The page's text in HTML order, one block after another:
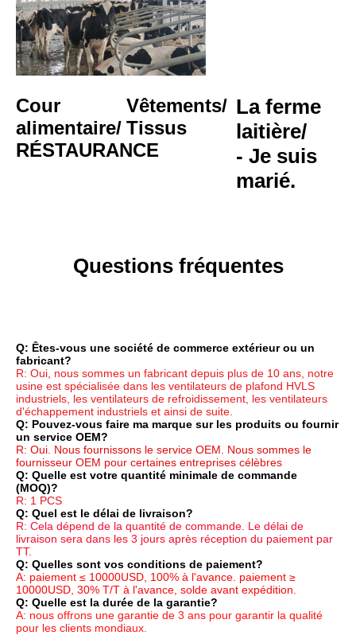
Cour
alimentaire/
RÉSTAURANCE
Vêtements/
Tissus
La ferme
laitière/
- Je suis
marié.
Questions fréquentes
Q: Êtes-vous une société de commerce extérieur ou un
fabricant?
R: Oui, nous sommes un fabricant depuis plus de 10 ans, notre
usine est spécialisée dans les ventilateurs de plafond HVLS
industriels, les ventilateurs de refroidissement, les ventilateurs
d'échappement industriels et ainsi de suite.
Q: Pouvez-vous faire ma marque sur les produits ou fournir
un service OEM?
R: Oui. Nous fournissons le service OEM. Nous sommes le
fournisseur OEM pour certaines entreprises célèbres
Q: Quelle est votre quantité minimale de commande
(MOQ)?
R: 1 PCS
Q: Quel est le délai de livraison?
R: Cela dépend de la quantité de commande. Le délai de
livraison sera dans les 3 jours après réception du paiement par
TT.
Q: Quelles sont vos conditions de paiement?
A: paiement ≤ 10000USD, 100% à l'avance. paiement ≥
10000USD, 30% T/T à l'avance, solde avant expédition.
Q: Quelle est la durée de la garantie?
A: nous offrons une garantie de 3 ans pour garantir la qualité
pour les clients mondiaux.